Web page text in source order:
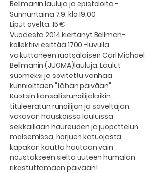
Bellmanin lauluja ja epistoloita -
Sunnuntaina 7.9. klo 19:00
Liput ovelta: 15 €
Vuodesta 2014 kiertänyt Bellman-
kollektiivi esittää 1700 -luvulla
vaikuttaneen ruotsalaisen Carl Michael
Bellmanin (JUOMA)lauluja. Laulut
suomeksi ja sovitettu vanhaa
kunnioittaen "tähän päivään".
Ruotsin kansallisrunoilijaksikin
tituleeratun runoilijan ja säveltäjän
vakavan hauskoissa lauluissa
seikkaillaan haureuden ja juopottelun
maisemissa, horjuen katuojasta
kapakan kautta hautaan vain
noustakseen sieltä uuteen humalan
rikastuttamaan päivään!